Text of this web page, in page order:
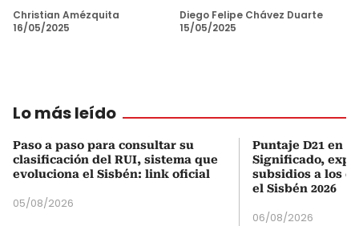
Christian Amézquita
16/05/2025
Diego Felipe Chávez Duarte
15/05/2025
Lo más leído
Paso a paso para consultar su
clasificación del RUI, sistema que
evoluciona el Sisbén: link oficial
05/08/2026
Puntaje D21 en
Significado,
subsidios a los
el Sisbén 2026
06/08/2026